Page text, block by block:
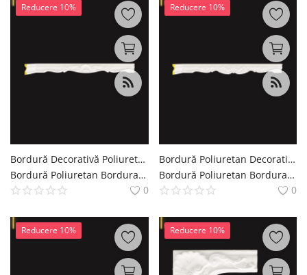
Reducere 10%
Bordură Decorativă Poliuretan cu Motif Clasic 15x7 cm
Bordură Poliuretan Bordura Brau Decoratiuni Casa polure
0
Reducere 10%
Bordură Poliuretan Decorativă cu Relief Clasic 19 cm
Bordură Poliuretan Bordura Brau Decoratiuni Casa polure
0
Reducere 10% Reducere 10%